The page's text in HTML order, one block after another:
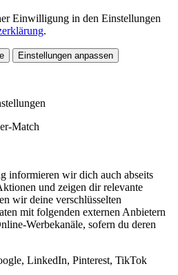
Einwilligung in den Einstellungen
.
Einstellungen anpassen
Match
informieren wir dich auch abseits
und zeigen dir relevante
wir deine verschlüsselten
mit folgenden externen Anbietern
Werbekanäle, sofern du deren
LinkedIn, Pinterest, TikTok